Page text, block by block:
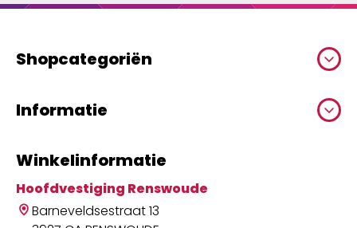
Shopcategoriën
Informatie
Winkelinformatie
Hoofdvestiging Renswoude
Barneveldsestraat 13